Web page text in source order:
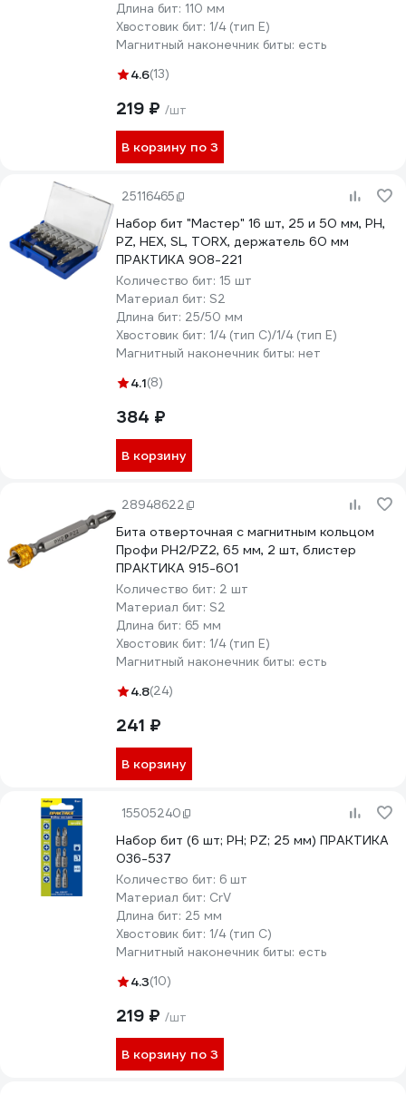
Длина бит: 110 мм
Хвостовик бит: 1/4 (тип Е)
Магнитный наконечник биты: есть
4.6(13)
219 ₽ /шт
В корзину по 3
25116465
Набор бит "Мастер" 16 шт, 25 и 50 мм, PH,
PZ, HEX, SL, TORX, держатель 60 мм
ПРАКТИКА 908-221
Количество бит: 15 шт
Материал бит: S2
Длина бит: 25/50 мм
Хвостовик бит: 1/4 (тип С)/1/4 (тип Е)
Магнитный наконечник биты: нет
4.1(8)
384 ₽
В корзину
28948622
Бита отверточная с магнитным кольцом
Профи PH2/PZ2, 65 мм, 2 шт, блистер
ПРАКТИКА 915-601
Количество бит: 2 шт
Материал бит: S2
Длина бит: 65 мм
Хвостовик бит: 1/4 (тип Е)
Магнитный наконечник биты: есть
4.8(24)
241 ₽
В корзину
15505240
Набор бит (6 шт; PH; PZ; 25 мм) ПРАКТИКА
036-537
Количество бит: 6 шт
Материал бит: CrV
Длина бит: 25 мм
Хвостовик бит: 1/4 (тип С)
Магнитный наконечник биты: есть
4.3(10)
219 ₽ /шт
В корзину по 3